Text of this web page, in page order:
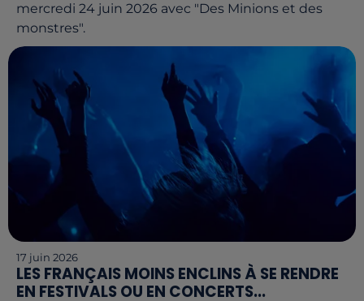
mercredi 24 juin 2026 avec "Des Minions et des
monstres".
17 juin 2026
LES FRANÇAIS MOINS ENCLINS À SE RENDRE
EN FESTIVALS OU EN CONCERTS...